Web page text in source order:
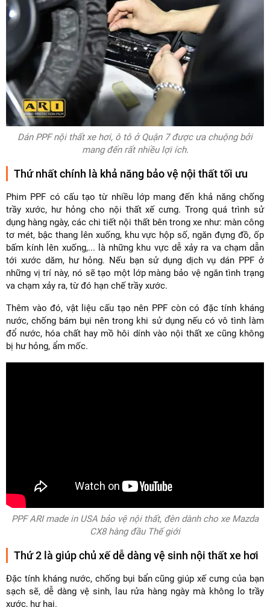
Dán PPF nội thất xe hơi, ô tô ở Quận 7 được ưa chuộng bởi
mang đến rất nhiều lợi ích.
Thứ nhất chính là khả năng bảo vệ nội thất tối ưu
Phim PPF có cấu tạo từ nhiều lớp mang đến khả năng chống
trầy xước, hư hỏng cho nội thất xế cưng. Trong quá trình sử
dụng hàng ngày, các chi tiết nội thất bên trong xe như: màn công
tơ mét, bậc thang lên xuống, khu vực hộp số, ngăn đựng đồ, ốp
bấm kính lên xuống,... là những khu vực dễ xảy ra va chạm dẫn
tới xước dăm, hư hỏng. Nếu bạn sử dụng dịch vụ dán PPF ở
những vị trí này, nó sẽ tạo một lớp màng bảo vệ ngăn tình trạng
va chạm xảy ra, từ đó hạn chế trầy xước.
Thêm vào đó, vật liệu cấu tạo nên PPF còn có đặc tính kháng
nước, chống bám bụi nên trong khi sử dụng nếu có vô tình làm
đổ nước, hóa chất hay mồ hôi dính vào nội thất xe cũng không
bị hư hỏng, ẩm mốc.
PPF ARI made in USA bảo vệ nội thất, đèn dành cho xe Mazda
CX8 hàng đầu Thế giới
Thứ 2 là giúp chủ xế dễ dàng vệ sinh nội thất xe hơi
Đặc tính kháng nước, chống bụi bẩn cũng giúp xế cưng của bạn
sạch sẽ, dễ dàng vệ sinh, lau rửa hàng ngày mà không lo trầy
xước, hư hại.